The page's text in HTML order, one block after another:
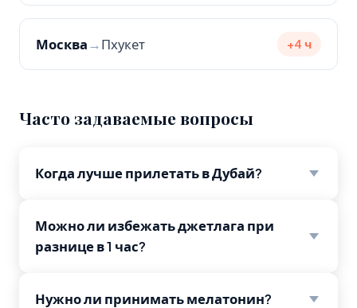
Москва→Пхукет +4 ч
Часто задаваемые вопросы
Когда лучше прилетать в Дубай?
Можно ли избежать джетлага при
разнице в 1 час?
Нужно ли принимать мелатонин?